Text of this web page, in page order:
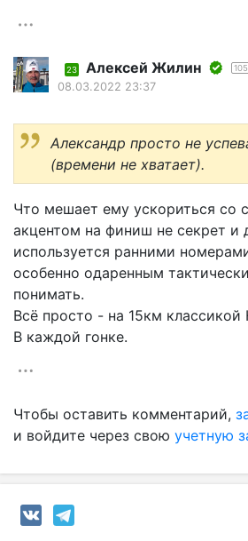
23 Алексей Жилин
08.03.2022 23:37
Александр просто не
(времени не хватает).
Что мешает ему ускориться со
акцентом на финиш не секрет и
используется ранними
особенно одаренным
понимать.
Всё просто - на 15км классикой
В каждой гонке.
Чтобы оставить комментарий,
и войдите через свою учетную